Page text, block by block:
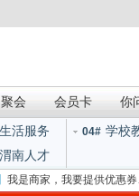
会 会员卡 你
生活服务 04# 学校
渭南人才
我是商家，我要提供优惠